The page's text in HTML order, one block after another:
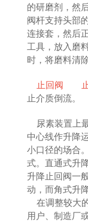
的研磨剂，然
阀杆支持头部
连接套，然后
工具，放入磨
时，将磨料清
止回阀
止介质倒流。
尿素装置上
中心线作升降
小口径的场合
式。直通式升
升降止回阀一
动，而角式升
在调整较大
用户、制造厂